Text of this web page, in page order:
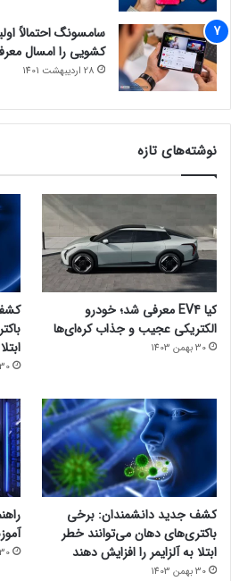
سامسونگ احتمالاً
کشویی را امسال
28 اردیبهشت 1401
نوشته‌های تازه
کیا EV4 معرفی شد؛ خودرو
الکتریکی عجیب و جذاب کره‌ای‌ها
30 بهمن 1403
30 بهمن 1403
کشف جدید دانشمندان: برخی
باکتری‌های دهان می‌توانند خطر
ابتلا به آلزایمر را افزایش دهند
30 بهمن 1403
30 بهمن 1403